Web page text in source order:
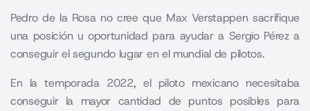
Pedro de la Rosa no cree que Max Verstappen sacrifique
una posición u oportunidad para ayudar a Sergio Pérez a
conseguir el segundo lugar en el mundial de pilotos.
En la temporada 2022, el piloto mexicano necesitaba
conseguir la mayor cantidad de puntos posibles para